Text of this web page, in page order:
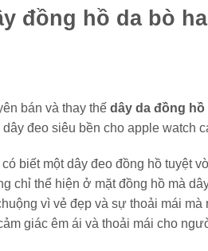
đồng hồ da bò
bán và thay thế dây da đồng hồ
dây đeo siêu bền cho apple watch
có biết một dây đeo đồng hồ tuyệt
chỉ thể hiện ở mặt đồng hồ mà
vì vẻ đẹp và sự thoải mái
giác êm ái và thoải mái cho